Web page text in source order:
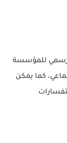
للمؤسسة
كما يمكن